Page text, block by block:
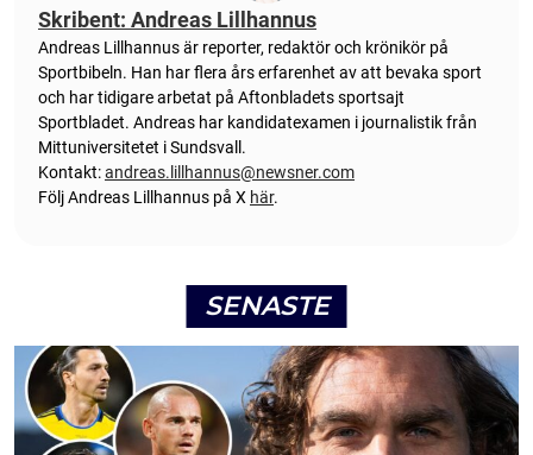
Skribent: Andreas Lillhannus
Andreas Lillhannus är reporter, redaktör och krönikör på
Sportbibeln. Han har flera års erfarenhet av att bevaka sport
och har tidigare arbetat på Aftonbladets sportsajt
Sportbladet. Andreas har kandidatexamen i journalistik från
Mittuniversitetet i Sundsvall.
Kontakt:andreas.lillhannus@newsner.com
Följ Andreas Lillhannus på X här.
SENASTE